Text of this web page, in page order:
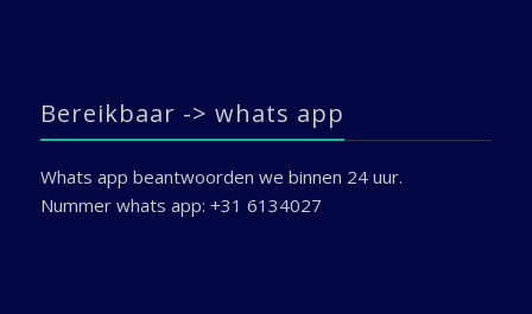
Bereikbaar -> whats app
Whats app beantwoorden we binnen 24 uur.
Nummer whats app: +31 6134027